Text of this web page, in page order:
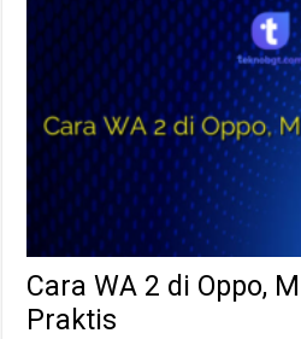
Cara WA 2 di Oppo,
Praktis